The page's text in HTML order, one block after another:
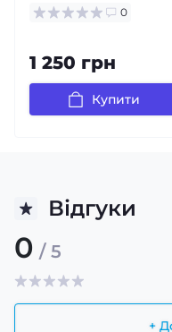
0
1 250 грн
Купити
Відгуки
0 / 5
+